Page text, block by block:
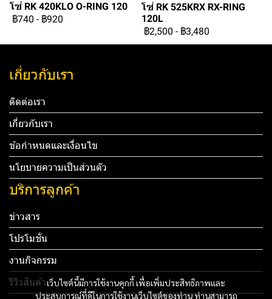
โซ่ RK 420KLO O-RING 120
฿740 - ฿920
โซ่ RK 525KRX RX-RING
120L
฿2,500 - ฿3,480
เว็บไซต์นี้มีการใช้งานคุกกี้ เพื่อเพิ่มประสิทธิภาพและ
ประสบการณ์ที่ดีในการใช้งานเว็บไซต์ของท่าน ท่านสามารถ
เกี่ยวกับเรา
ติดต่อเรา
เกี่ยวกับเรา
ข้อกำหนดและเงื่อนไข
นโยบายความเป็นส่วนตัว
บริการลูกค้า
ข่าวสาร
โปรโมชั่น
งานกิจกรรม
รีวิวสินค้า